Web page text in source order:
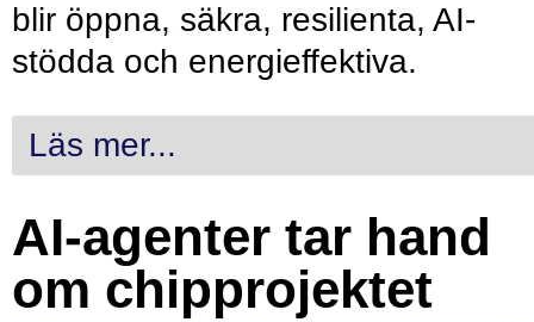
blir öppna, säkra, resilienta, AI-
stödda och energieffektiva.
Läs mer...
AI-agenter tar hand
om chipprojektet